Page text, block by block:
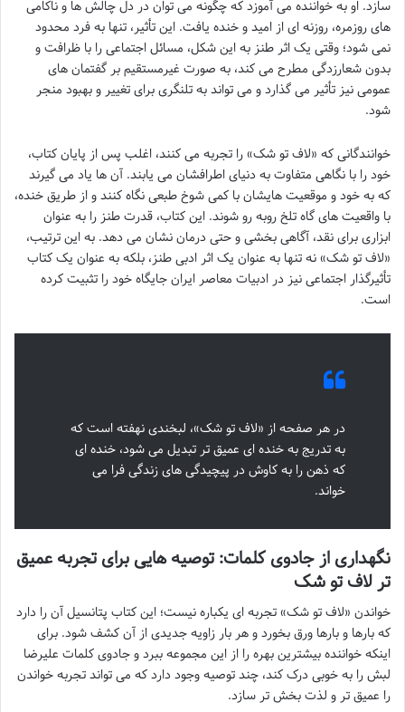
سازد. او به خواننده می آموزد که چگونه می توان در دل چالش ها و ناکامی
های روزمره، روزنه ای از امید و خنده یافت. این تأثیر، تنها به فرد محدود
نمی شود؛ وقتی یک اثر طنز به این شکل، مسائل اجتماعی را با ظرافت و
بدون شعارزدگی مطرح می کند، به صورت غیرمستقیم بر گفتمان های
عمومی نیز تأثیر می گذارد و می تواند به تلنگری برای تغییر و بهبود منجر
شود.
خوانندگانی که «لاف تو شک» را تجربه می کنند، اغلب پس از پایان کتاب،
خود را با نگاهی متفاوت به دنیای اطرافشان می یابند. آن ها یاد می گیرند
که به خود و موقعیت هایشان با کمی شوخ طبعی نگاه کنند و از طریق خنده،
با واقعیت های گاه تلخ روبه رو شوند. این کتاب، قدرت طنز را به عنوان
ابزاری برای نقد، آگاهی بخشی و حتی درمان نشان می دهد. به این ترتیب،
«لاف تو شک» نه تنها به عنوان یک اثر ادبی طنز، بلکه به عنوان یک کتاب
تأثیرگذار اجتماعی نیز در ادبیات معاصر ایران جایگاه خود را تثبیت کرده
است.
در هر صفحه از «لاف تو شک»، لبخندی نهفته است که
به تدریج به خنده ای عمیق تر تبدیل می شود، خنده ای
که ذهن را به کاوش در پیچیدگی های زندگی فرا می
خواند.
نگهداری از جادوی کلمات: توصیه هایی برای تجربه عمیق
تر لاف تو شک
خواندن «لاف تو شک» تجربه ای یکباره نیست؛ این کتاب پتانسیل آن را دارد
که بارها و بارها ورق بخورد و هر بار زاویه جدیدی از آن کشف شود. برای
اینکه خواننده بیشترین بهره را از این مجموعه ببرد و جادوی کلمات علیرضا
لبش را به خوبی درک کند، چند توصیه وجود دارد که می تواند تجربه خواندن
را عمیق تر و لذت بخش تر سازد.